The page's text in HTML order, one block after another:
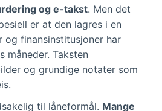
og e-takst. Men det
er at den lagres i en
og finansinstitusjoner har
måneder. Taksten
og grundige notater som
til låneformål. Mange